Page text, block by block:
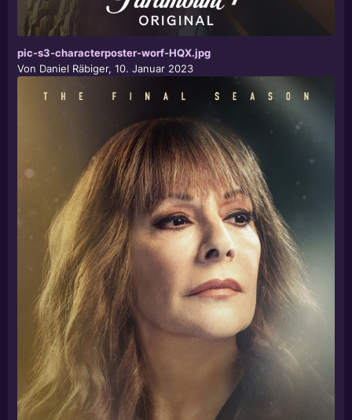
pic-s3-characterposter-worf-HQX.jpg
Von Daniel Räbiger, 10. Januar 2023